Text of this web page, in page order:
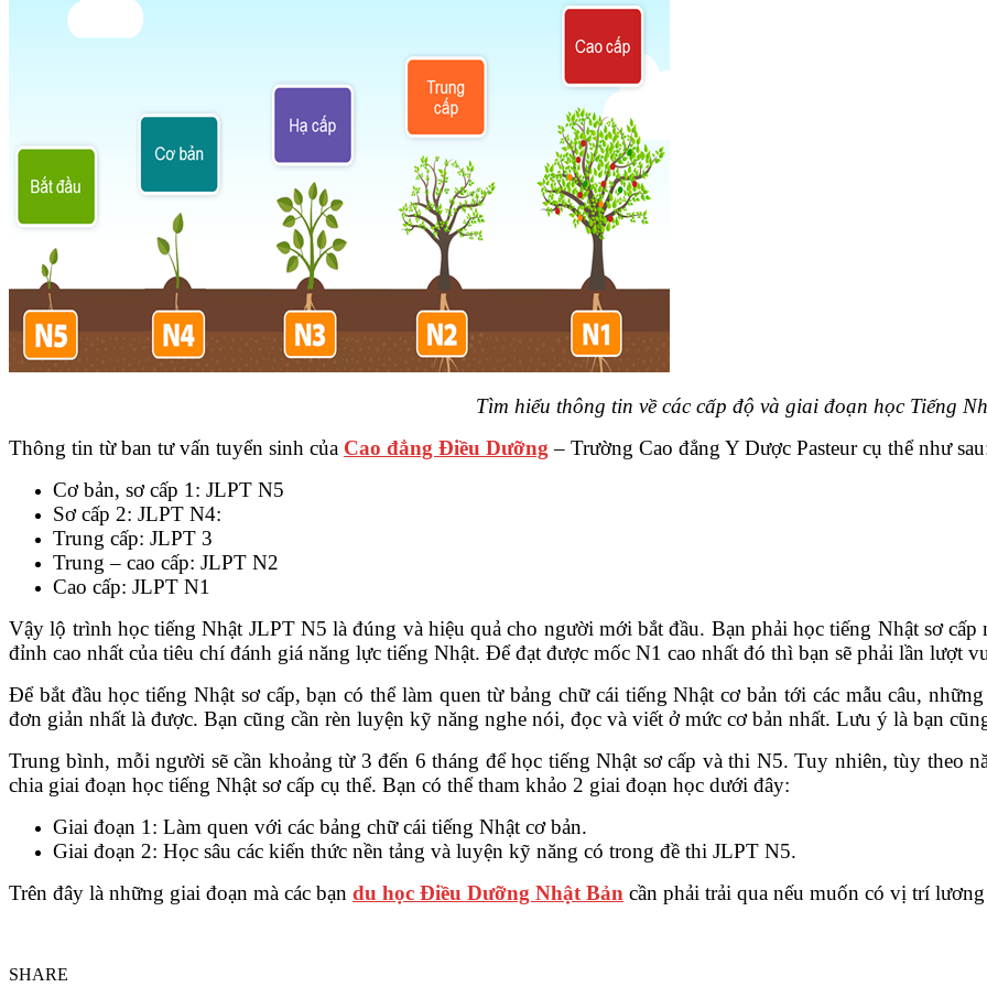
Tìm hiểu thông tin về các cấp độ và giai đoạn học Tiếng
Thông tin từ ban tư vấn tuyển sinh của Cao đẳng Điều Dưỡng – Trường Cao đẳng Y Dược Pasteur cụ thể như
Cơ bản, sơ cấp 1: JLPT N5
Sơ cấp 2: JLPT N4:
Trung cấp: JLPT 3
Trung – cao cấp: JLPT N2
Cao cấp: JLPT N1
Vậy lộ trình học tiếng Nhật JLPT N5 là đúng và hiệu quả cho người mới bắt đầu. Bạn phải học tiếng Nhật sơ
đỉnh cao nhất của tiêu chí đánh giá năng lực tiếng Nhật. Để đạt được mốc N1 cao nhất đó thì bạn sẽ phải lần lượt
Để bắt đầu học tiếng Nhật sơ cấp, bạn có thể làm quen từ bảng chữ cái tiếng Nhật cơ bản tới các mẫu câu,
đơn giản nhất là được. Bạn cũng cần rèn luyện kỹ năng nghe nói, đọc và viết ở mức cơ bản nhất. Lưu ý là bạn
Trung bình, mỗi người sẽ cần khoảng từ 3 đến 6 tháng để học tiếng Nhật sơ cấp và thi N5. Tuy nhiên, tùy theo
chia giai đoạn học tiếng Nhật sơ cấp cụ thể. Bạn có thể tham khảo 2 giai đoạn học dưới đây:
Giai đoạn 1: Làm quen với các bảng chữ cái tiếng Nhật cơ bản.
Giai đoạn 2: Học sâu các kiến thức nền tảng và luyện kỹ năng có trong đề thi JLPT N5.
Trên đây là những giai đoạn mà các bạn du học Điều Dưỡng Nhật Bản cần phải trải qua nếu muốn có vị trí
SHARE